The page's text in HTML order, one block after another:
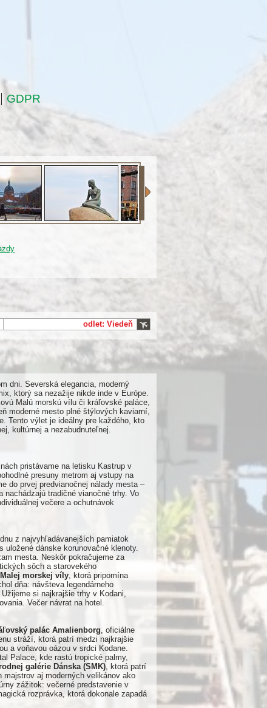
GDPR
odlet: Viedeň
dni. Severská elegancia, moderný
ktorý sa nezažije nikde inde v Európe.
Malú morskú vílu či kráľovské paláce,
moderné mesto plné štýlových kaviarní,
Tento výlet je ideálny pre každého, kto
kultúrnej a nezabudnuteľnej.
pristávame na letisku Kastrup v
presuny metrom aj vstupy na
do prvej predvianočnej nálady mesta –
tradičné vianočné trhy. Vo
večere a ochutnávok
z najvyhľadávanejších pamiatok
uložené dánske korunovačné klenoty.
mesta. Neskôr pokračujeme za
sôch a starovekého
Malej morskej víly, ktorá pripomína
dňa: návšteva legendárneho
si najkrajšie trhy v Kodani,
Večer návrat na hotel.
palác Amalienborg, oficiálne
stráží, ktorá patrí medzi najkrajšie
a voňavou oázou v srdci Kodane.
Palace, kde rastú tropické palmy,
galérie Dánska (SMK), ktorá patrí
aj moderných velikánov ako
zážitok: večerné predstavenie v
rozprávka, ktorá dokonale zapadá